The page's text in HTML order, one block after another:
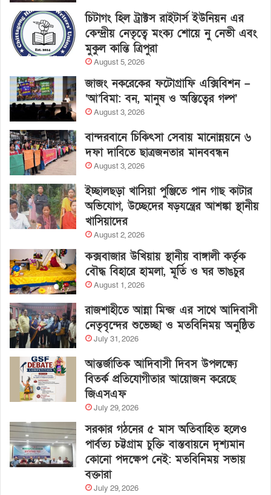
চিটাগং হিল ট্রাক্টস রাইটার্স ইউনিয়ন এর
কেন্দ্রীয় নেতৃত্বে মংক্য শোয়ে নু নেভী এবং
মুকুল কান্তি ত্রিপুরা
August 5, 2026
জাজং নকরেকের ফটোগ্রাফি এক্সিবিশন –
‘আ’বিমা: বন, মানুষ ও অস্তিত্বের গল্প’
August 3, 2026
বান্দরবানে চিকিৎসা সেবায় মানোন্নয়নে ৬
দফা দাবিতে ছাত্রজনতার মানববন্ধন
August 3, 2026
ইচ্ছালছড়া খাসিয়া পুঞ্জিতে পান গাছ কাটার
অভিযোগ, উচ্ছেদের ষড়যন্ত্রের আশঙ্কা স্থানীয়
খাসিয়াদের
August 2, 2026
কক্সবাজার উখিয়ায় স্থানীয় বাঙ্গালী কর্তৃক
বৌদ্ধ বিহারে হামলা, মূর্তি ও ঘর ভাঙচুর
August 1, 2026
রাজশাহীতে আন্না মিন্জ এর সাথে আদিবাসী
নেতৃবৃন্দের শুভেচ্ছা ও মতবিনিময় অনুষ্ঠিত
July 31, 2026
আন্তর্জাতিক আদিবাসী দিবস উপলক্ষ্যে
বিতর্ক প্রতিযোগীতার আয়োজন করেছে
জিএসএফ
July 29, 2026
সরকার গঠনের ৫ মাস অতিবাহিত হলেও
পার্বত্য চট্টগ্রাম চুক্তি বাস্তবায়নে দৃশ্যমান
কোনো পদক্ষেপ নেই: মতবিনিময় সভায়
বক্তারা
July 29, 2026